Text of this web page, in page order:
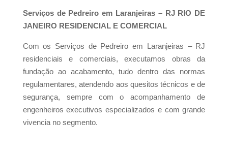
Serviços de Pedreiro em Laranjeiras – RJ RIO DE
JANEIRO RESIDENCIAL E COMERCIAL
Com os Serviços de Pedreiro em Laranjeiras – RJ
residenciais e comerciais, executamos obras da
fundação ao acabamento, tudo dentro das normas
regulamentares, atendendo aos quesitos técnicos e de
segurança, sempre com o acompanhamento de
engenheiros executivos especializados e com grande
vivencia no segmento.